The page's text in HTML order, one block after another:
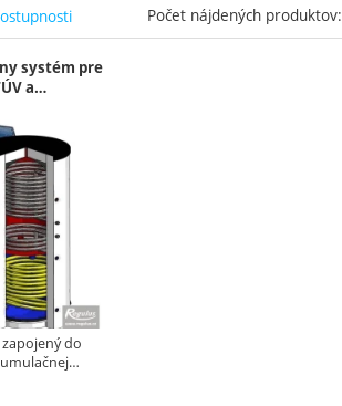
Počet nájdených produktov:
systém pre
a…
do